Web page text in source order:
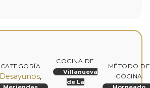
CATEGORÍA
Desayunos,
COCINA DE
Villanueva
de La
MÉTODO DE
COCINA